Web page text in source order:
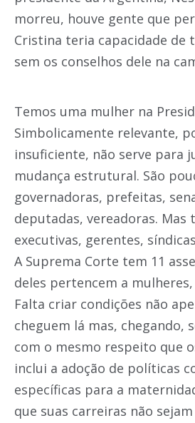
morreu, houve gente que
Cristina teria capacidade de
sem os conselhos dele na
Temos uma mulher na
Simbolicamente relevante,
insuficiente, não serve para
mudança estrutural. São
governadoras, prefeitas,
deputadas, vereadoras. Mas
executivas, gerentes,
A Suprema Corte tem 11
deles pertencem a
Falta criar condições não
cheguem lá mas, chegando,
com o mesmo respeito que
inclui a adoção de políticas
específicas para a
que suas carreiras não